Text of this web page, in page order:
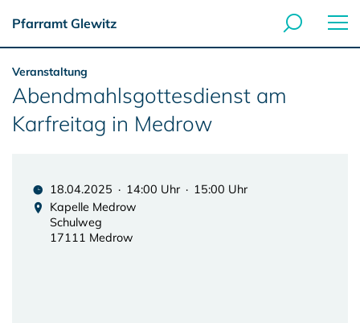
Pfarramt Glewitz
Veranstaltung
Abendmahlsgottesdienst am
Karfreitag in Medrow
18.04.2025 · 14:00 Uhr · 15:00 Uhr
Kapelle Medrow
Schulweg
17111 Medrow